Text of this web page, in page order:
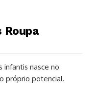
Roupa
infantis nasce no
próprio potencial.